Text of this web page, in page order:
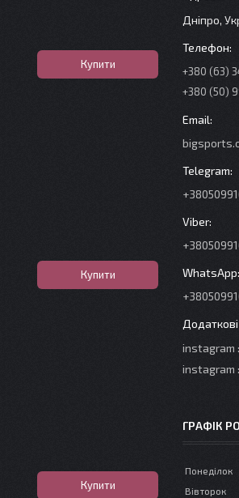
Купити
Купити
Купити
Дніпро,
+380 (63)
+380 (50)
instagram
instagram
ГРАФІК
Понеділок
Вівторок